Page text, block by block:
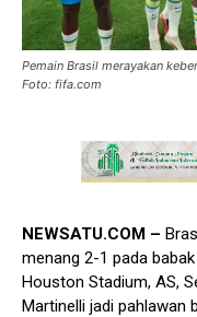
Pemain Brasil merayakan
Foto: fifa.com
NEWSATU.COM –
menang 2-1 pada
Houston Stadium, AS,
Martinelli jadi pahlawan